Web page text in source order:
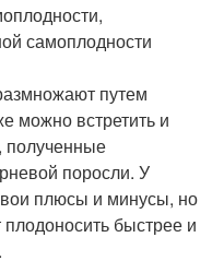
самоплодности
путем
можно встретить и
полученные
поросли. У
плюсы и минусы, но
быстрее и